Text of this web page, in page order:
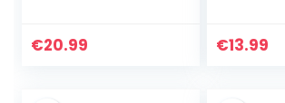
Overall
€20.99 €13.99